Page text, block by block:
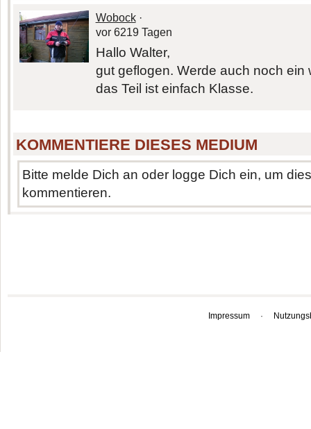
Wobock·
vor 6219 Tagen
Hallo Walter,
gut geflogen. Werde auch noch
das Teil ist einfach Klasse.
KOMMENTIERE DIESES MEDIUM
Bitte melde Dich an oder logge Dich ein, um
kommentieren.
Impressum ·